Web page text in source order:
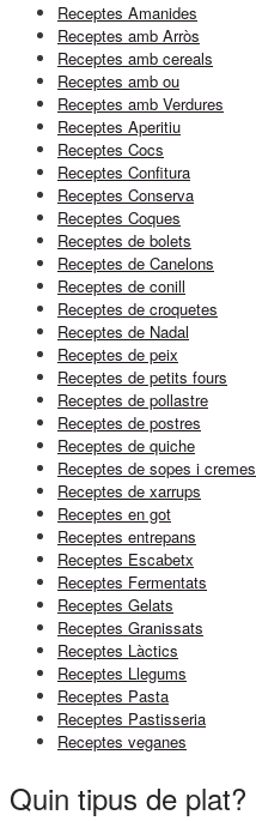
Receptes Amanides
Receptes amb Arròs
Receptes amb cereals
Receptes amb ou
Receptes amb Verdures
Receptes Aperitiu
Receptes Cocs
Receptes Confitura
Receptes Conserva
Receptes Coques
Receptes de bolets
Receptes de Canelons
Receptes de conill
Receptes de croquetes
Receptes de Nadal
Receptes de peix
Receptes de petits fours
Receptes de pollastre
Receptes de postres
Receptes de quiche
Receptes de sopes i cremes
Receptes de xarrups
Receptes en got
Receptes entrepans
Receptes Escabetx
Receptes Fermentats
Receptes Gelats
Receptes Granissats
Receptes Làctics
Receptes Llegums
Receptes Pasta
Receptes Pastisseria
Receptes veganes
Quin tipus de plat?